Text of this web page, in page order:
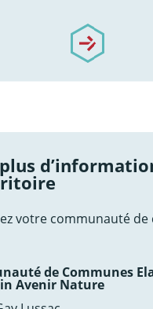
/notre-
votre communauté de
de Communes
Avenir Nature